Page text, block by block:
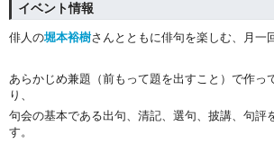
イベント情報
俳人の堀本裕樹さんとともに俳句を楽しむ、月一
あらかじめ兼題（前もって題を出すこと）で作っ
り、
句会の基本である出句、清記、選句、披講、句評
す。